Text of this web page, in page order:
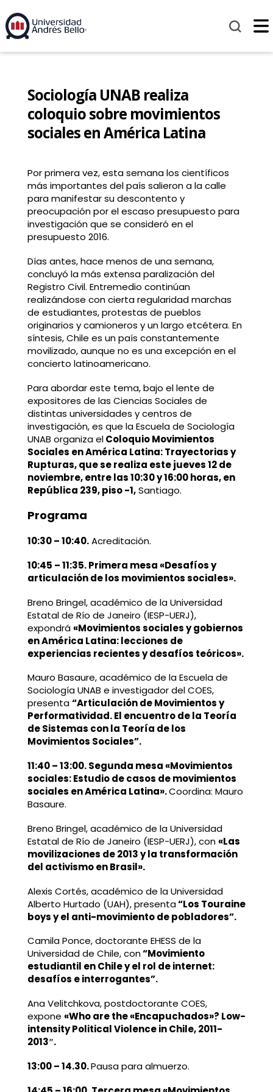
Sociología UNAB realiza
coloquio sobre movimientos
sociales en América Latina
Por primera vez, esta semana los científicos
más importantes del país salieron a la calle
para manifestar su descontento y
preocupación por el escaso presupuesto para
investigación que se consideró en el
presupuesto 2016.
Días antes, hace menos de una semana,
concluyó la más extensa paralización del
Registro Civil. Entremedio continúan
realizándose con cierta regularidad marchas
de estudiantes, protestas de pueblos
originarios y camioneros y un largo etcétera. En
síntesis, Chile es un país constantemente
movilizado, aunque no es una excepción en el
concierto latinoamericano.
Para abordar este tema, bajo el lente de
expositores de las Ciencias Sociales de
distintas universidades y centros de
investigación, es que la Escuela de Sociología
UNAB organiza elColoquio Movimientos
Sociales en América Latina: Trayectorias y
Rupturas, que se realiza este jueves12 de
noviembre, entre las 10:30 y 16:00 horas, en
República 239, piso -1,Santiago.
Programa
10:30–10:40.Acreditación.
10:45 –11:35. Primera mesa «Desafíos y
articulación de los movimientos sociales».
Breno Bringel, académico de la Universidad
Estatal de Río de Janeiro (IESP-UERJ),
expondrá«Movimientos sociales y gobiernos
en América Latina: lecciones de
experiencias recientes y desafíos teóricos».
Mauro Basaure, académico de la Escuela de
Sociología UNAB e investigador del COES,
presenta“Articulación de Movimientos y
Performatividad. El encuentro de la Teoría
de Sistemas con la Teoría de los
Movimientos Sociales”.
11:40–13:00. Segunda mesa «Movimientos
sociales: Estudio de casos de movimientos
sociales en América Latina».Coordina: Mauro
Basaure.
Breno Bringel, académico de la Universidad
Estatal de Río de Janeiro (IESP-UERJ), con«Las
movilizaciones de 2013 y la transformación
del activismo en Brasil».
Alexis Cortés, académico de la Universidad
Alberto Hurtado (UAH), presenta“Los Touraine
boys y el anti-movimiento de pobladores”.
Camila Ponce, doctorante EHESS de la
Universidad de Chile, con“Movimiento
estudiantil en Chile y el rol de internet:
desafíos e interrogantes”.
Ana Velitchkova, postdoctorante COES,
expone «Who are the «Encapuchados»? Low-
intensity Political Violence in Chile, 2011-
2013″.
13:00– 14.30.Pausa para almuerzo.